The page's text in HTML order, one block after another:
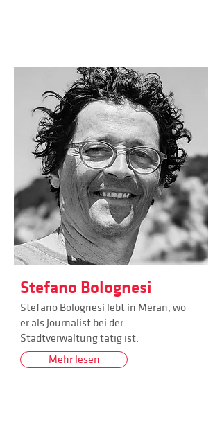
Stefano Bolognesi
Stefano Bolognesi lebt in Meran, wo
er als Journalist bei der
Stadtverwaltung tätig ist.
Mehr lesen